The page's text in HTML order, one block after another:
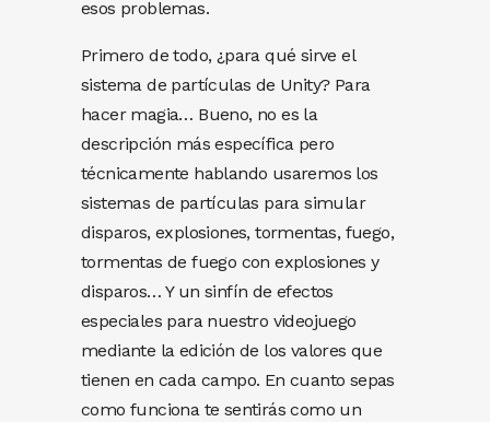
esos problemas.
Primero de todo, ¿para qué sirve el
sistema de partículas de Unity? Para
hacer magia… Bueno, no es la
descripción más específica pero
técnicamente hablando usaremos los
sistemas de partículas para simular
disparos, explosiones, tormentas, fuego,
tormentas de fuego con explosiones y
disparos… Y un sinfín de efectos
especiales para nuestro videojuego
mediante la edición de los valores que
tienen en cada campo. En cuanto sepas
como funciona te sentirás como un